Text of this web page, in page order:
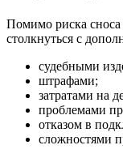
Помимо риска сноса
столкнуться с
судебными
штрафами;
затратами на
проблемами
отказом в
сложностями